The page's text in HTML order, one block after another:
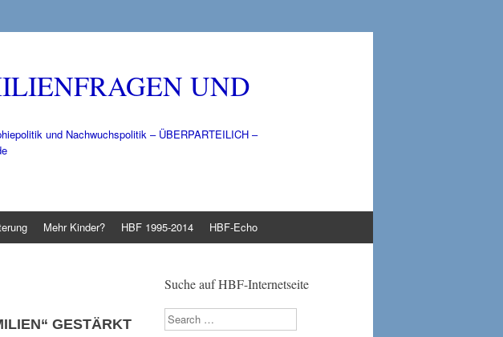
UND
und Nachwuchspolitik – ÜBERPARTEILICH –
Mehr Kinder? HBF 1995-2014 HBF-Echo
GESTÄRKT
Suche auf HBF-Internetseite
Search